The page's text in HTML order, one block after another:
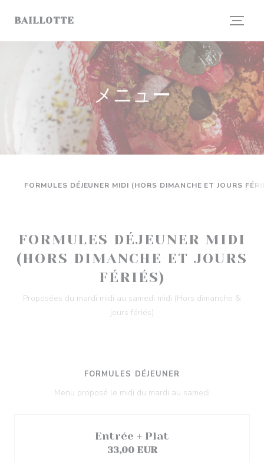
BAILLOTTE
メニュー
FORMULES DÉJEUNER MIDI (HORS DIMANCHE ET JOURS
FORMULES DÉJEUNER MIDI
(HORS DIMANCHE ET JOURS
FÉRIÉS)
Proposées du mardi midi au samedi midi (Hors dimanche &
jours fériés)
FORMULES DÉJEUNER
Menu proposé le midi du mardi au samedi
Entrée + Plat
33,00 EUR